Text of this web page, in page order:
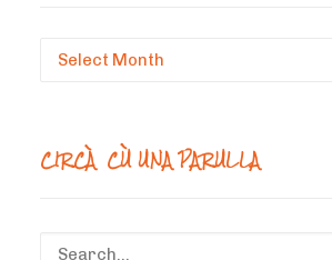
Circà
CIRCÀ CÙ UNA PARULLA